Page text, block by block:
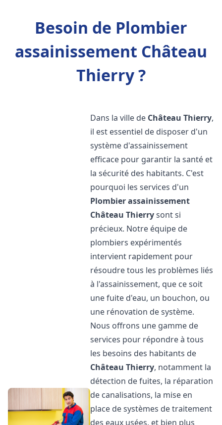
Besoin de Plombier
assainissement Château
Thierry ?
Dans la ville de Château Thierry,
il est essentiel de disposer d'un
système d'assainissement
efficace pour garantir la santé et
la sécurité des habitants. C'est
pourquoi les services d'un
Plombier assainissement
Château Thierrysont si
précieux. Notre équipe de
plombiers expérimentés
intervient rapidement pour
résoudre tous les problèmes liés
à l'assainissement, que ce soit
une fuite d'eau, un bouchon, ou
une rénovation de système.
Nous offrons une gamme de
services pour répondre à tous
les besoins des habitants de
Château Thierry, notamment la
détection de fuites, la réparation
de canalisations, la mise en
place de systèmes de traitement
des eaux usées, et bien plus